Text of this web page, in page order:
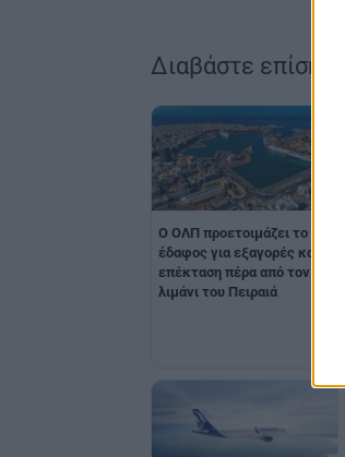
Διαβάστε επίσης
O ΟΛΠ προετοιμάζει το
έδαφος για εξαγορές και
επέκταση πέρα από τον
λιμάνι του Πειραιά